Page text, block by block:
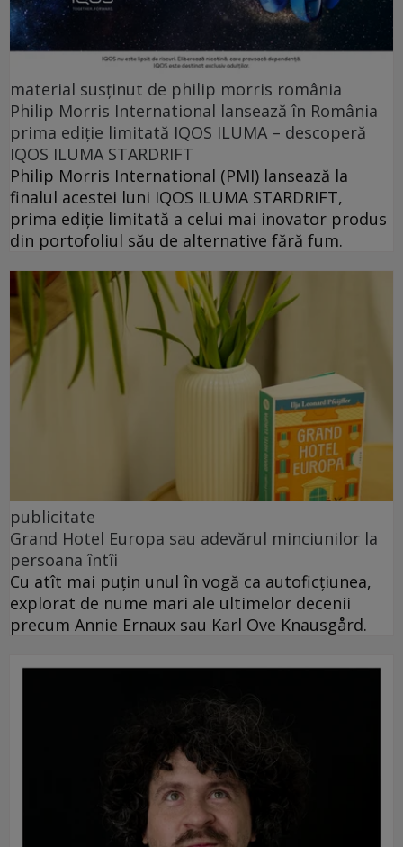
material susținut de philip morris românia
Philip Morris International lansează în România
prima ediție limitată IQOS ILUMA – descoperă
IQOS ILUMA STARDRIFT
Philip Morris International (PMI) lansează la
finalul acestei luni IQOS ILUMA STARDRIFT,
prima ediție limitată a celui mai inovator produs
din portofoliul său de alternative fără fum.
publicitate
Grand Hotel Europa sau adevărul minciunilor la
persoana întîi
Cu atît mai puțin unul în vogă ca autoficțiunea,
explorat de nume mari ale ultimelor decenii
precum Annie Ernaux sau Karl Ove Knausgård.